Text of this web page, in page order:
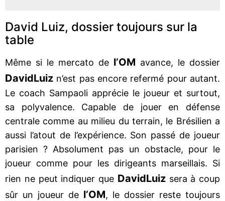
David Luiz, dossier toujours sur la
table
Même si le mercato de l’OM avance, le dossier
DavidLuiz n’est pas encore refermé pour autant.
Le coach Sampaoli apprécie le joueur et surtout,
sa polyvalence. Capable de jouer en défense
centrale comme au milieu du terrain, le Brésilien a
aussi l’atout de l’expérience. Son passé de joueur
parisien ? Absolument pas un obstacle, pour le
joueur comme pour les dirigeants marseillais. Si
rien ne peut indiquer que DavidLuizsera à coup
sûr un joueur de l’OM, le dossier reste toujours